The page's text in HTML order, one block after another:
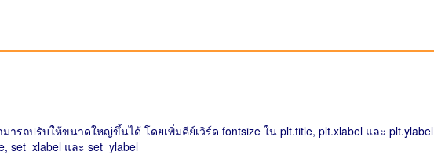
ารถปรับให้ขนาดใหญ่ขึ้นได้ โดยเพิ่มคีย์เวิร์ด fontsize ใน plt.title, plt.xlabel และ plt.ylabel
set_xlabel และ set_ylabel